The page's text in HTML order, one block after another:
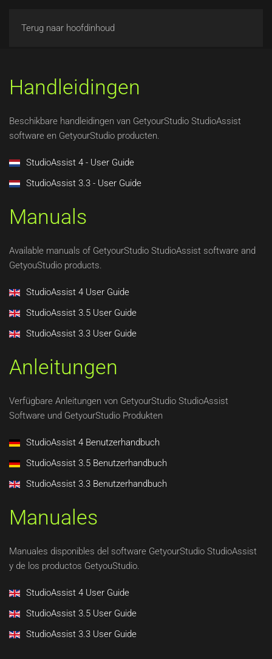
Terug naar hoofdinhoud
Handleidingen
Beschikbare handleidingen van GetyourStudio StudioAssist
software en GetyourStudio producten.
StudioAssist 4 - User Guide
StudioAssist 3.3 - User Guide
Manuals
Available manuals of GetyourStudio StudioAssist software and
GetyouStudio products.
StudioAssist 4 User Guide
StudioAssist 3.5 User Guide
StudioAssist 3.3 User Guide
Anleitungen
Verfügbare Anleitungen von GetyourStudio StudioAssist
Software und GetyourStudio Produkten
StudioAssist 4 Benutzerhandbuch
StudioAssist 3.5 Benutzerhandbuch
StudioAssist 3.3 Benutzerhandbuch
Manuales
Manuales disponibles del software GetyourStudio StudioAssist
y de los productos GetyouStudio.
StudioAssist 4 User Guide
StudioAssist 3.5 User Guide
StudioAssist 3.3 User Guide